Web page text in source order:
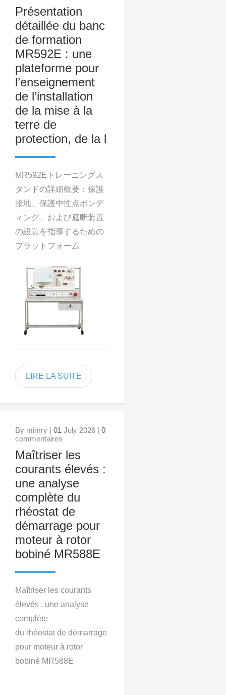
Présentation
détaillée du banc
de formation
MR592E : une
plateforme pour
l’enseignement
de l’installation
de la mise à la
terre de
protection, de la l
MR592Eトレーニングス
タンドの詳細概要：保護
接地、保護中性点ボンデ
ィング、および遮断装置
の設置を指導するための
プラットフォーム
LIRE LA SUITE
By minrry | 01 July 2026 | 0
commentaires
Maîtriser les
courants élevés :
une analyse
complète du
rhéostat de
démarrage pour
moteur à rotor
bobiné MR588E
Maîtriser les courants
élevés : une analyse
complète
du rhéostat de démarrage
pour moteur à rotor
bobiné MR588E